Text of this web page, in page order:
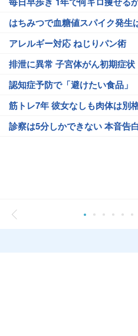
はちみつで血糖値スパイク発生
アレルギー対応 ねじりパン術
排泄に異常 子宮体がん初期症状
認知症予防で「避けたい食品」
筋トレ7年 彼女なしも肉体は別
診察は5分しかできない 本音告白